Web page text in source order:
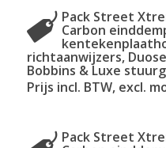
Pack Street
Carbon
richtaanwijzers,
Bobbins & Luxe
Prijs incl. BTW, excl.
Pack Street